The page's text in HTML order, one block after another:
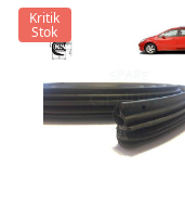
Kritik
Stok